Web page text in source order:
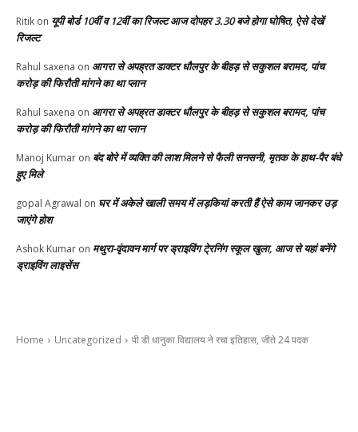
Ritik on यूपी बोर्ड 10वीं व 12वीं का रिजल्ट आज दोपहर 3.30 बजे होगा घोषित, ऐसे देखें
रिजल्ट
Rahul saxena on आगरा से अपह्रत डाक्टर धौलपुर के बीहड़ से सकुशल बरामद, पांच
करोड़ की फिरौती मांगने का था प्लान
Rahul saxena on आगरा से अपह्रत डाक्टर धौलपुर के बीहड़ से सकुशल बरामद, पांच
करोड़ की फिरौती मांगने का था प्लान
Manoj Kumar on बंद बोरे में व्यक्ति की लाश मिलने से फैली सनसनी, मृतक के हाथ-पैर बंधे
हुए मिले
gopal Agrawal on घर में अकेले खाली समय में लड़कियां करती हैं ऐसे काम जानकर उड़
जाएंगे होश
Ashok Kumar on मथुरा-वृंदावन मार्ग पर ड्राइविंग टे्रनिंग स्कूल खुला, आज से यहां बनेंगे
ड्राइविंग लाइसेंस